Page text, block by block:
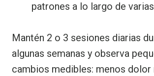
patrones a lo largo de
Mantén 2 o 3 sesiones diarias
algunas semanas y observa
cambios medibles: menos dolor